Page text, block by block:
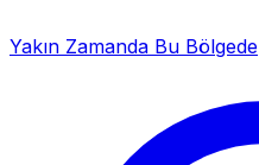
Yakın Zamanda Bu Bölgede